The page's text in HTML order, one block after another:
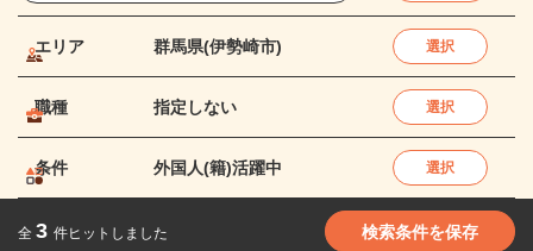
エリア 群馬県(伊勢崎市) 選択
職種 指定しない 選択
条件 外国人(籍)活躍中 選択
全 3 件ヒットしました 検索条件を保存